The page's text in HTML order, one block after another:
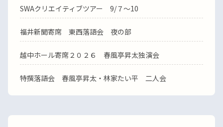
SWAクリエイティブツアー 9/７～10
福井新聞寄席 東西落語会 夜の部
越中ホール寄席２０２６ 春風亭昇太独演会
特撰落語会 春風亭昇太・林家たい平 二人会